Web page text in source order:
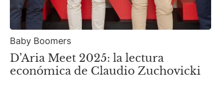
Baby Boomers
D’Aria Meet 2025: la lectura
económica de Claudio Zuchovicki